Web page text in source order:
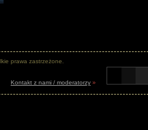
prawa zastrzeżone.
Kontakt z nami / moderatorzy »